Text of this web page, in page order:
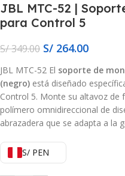
JBL MTC-52 |
para Control 5
S/349.00 S/ 264.00
JBL MTC-52 El soporte de
(negro) está diseñado
Control 5. Monte su altavoz de
polímero omnidireccional de
abrazadera que se adapta a la
S/ PEN